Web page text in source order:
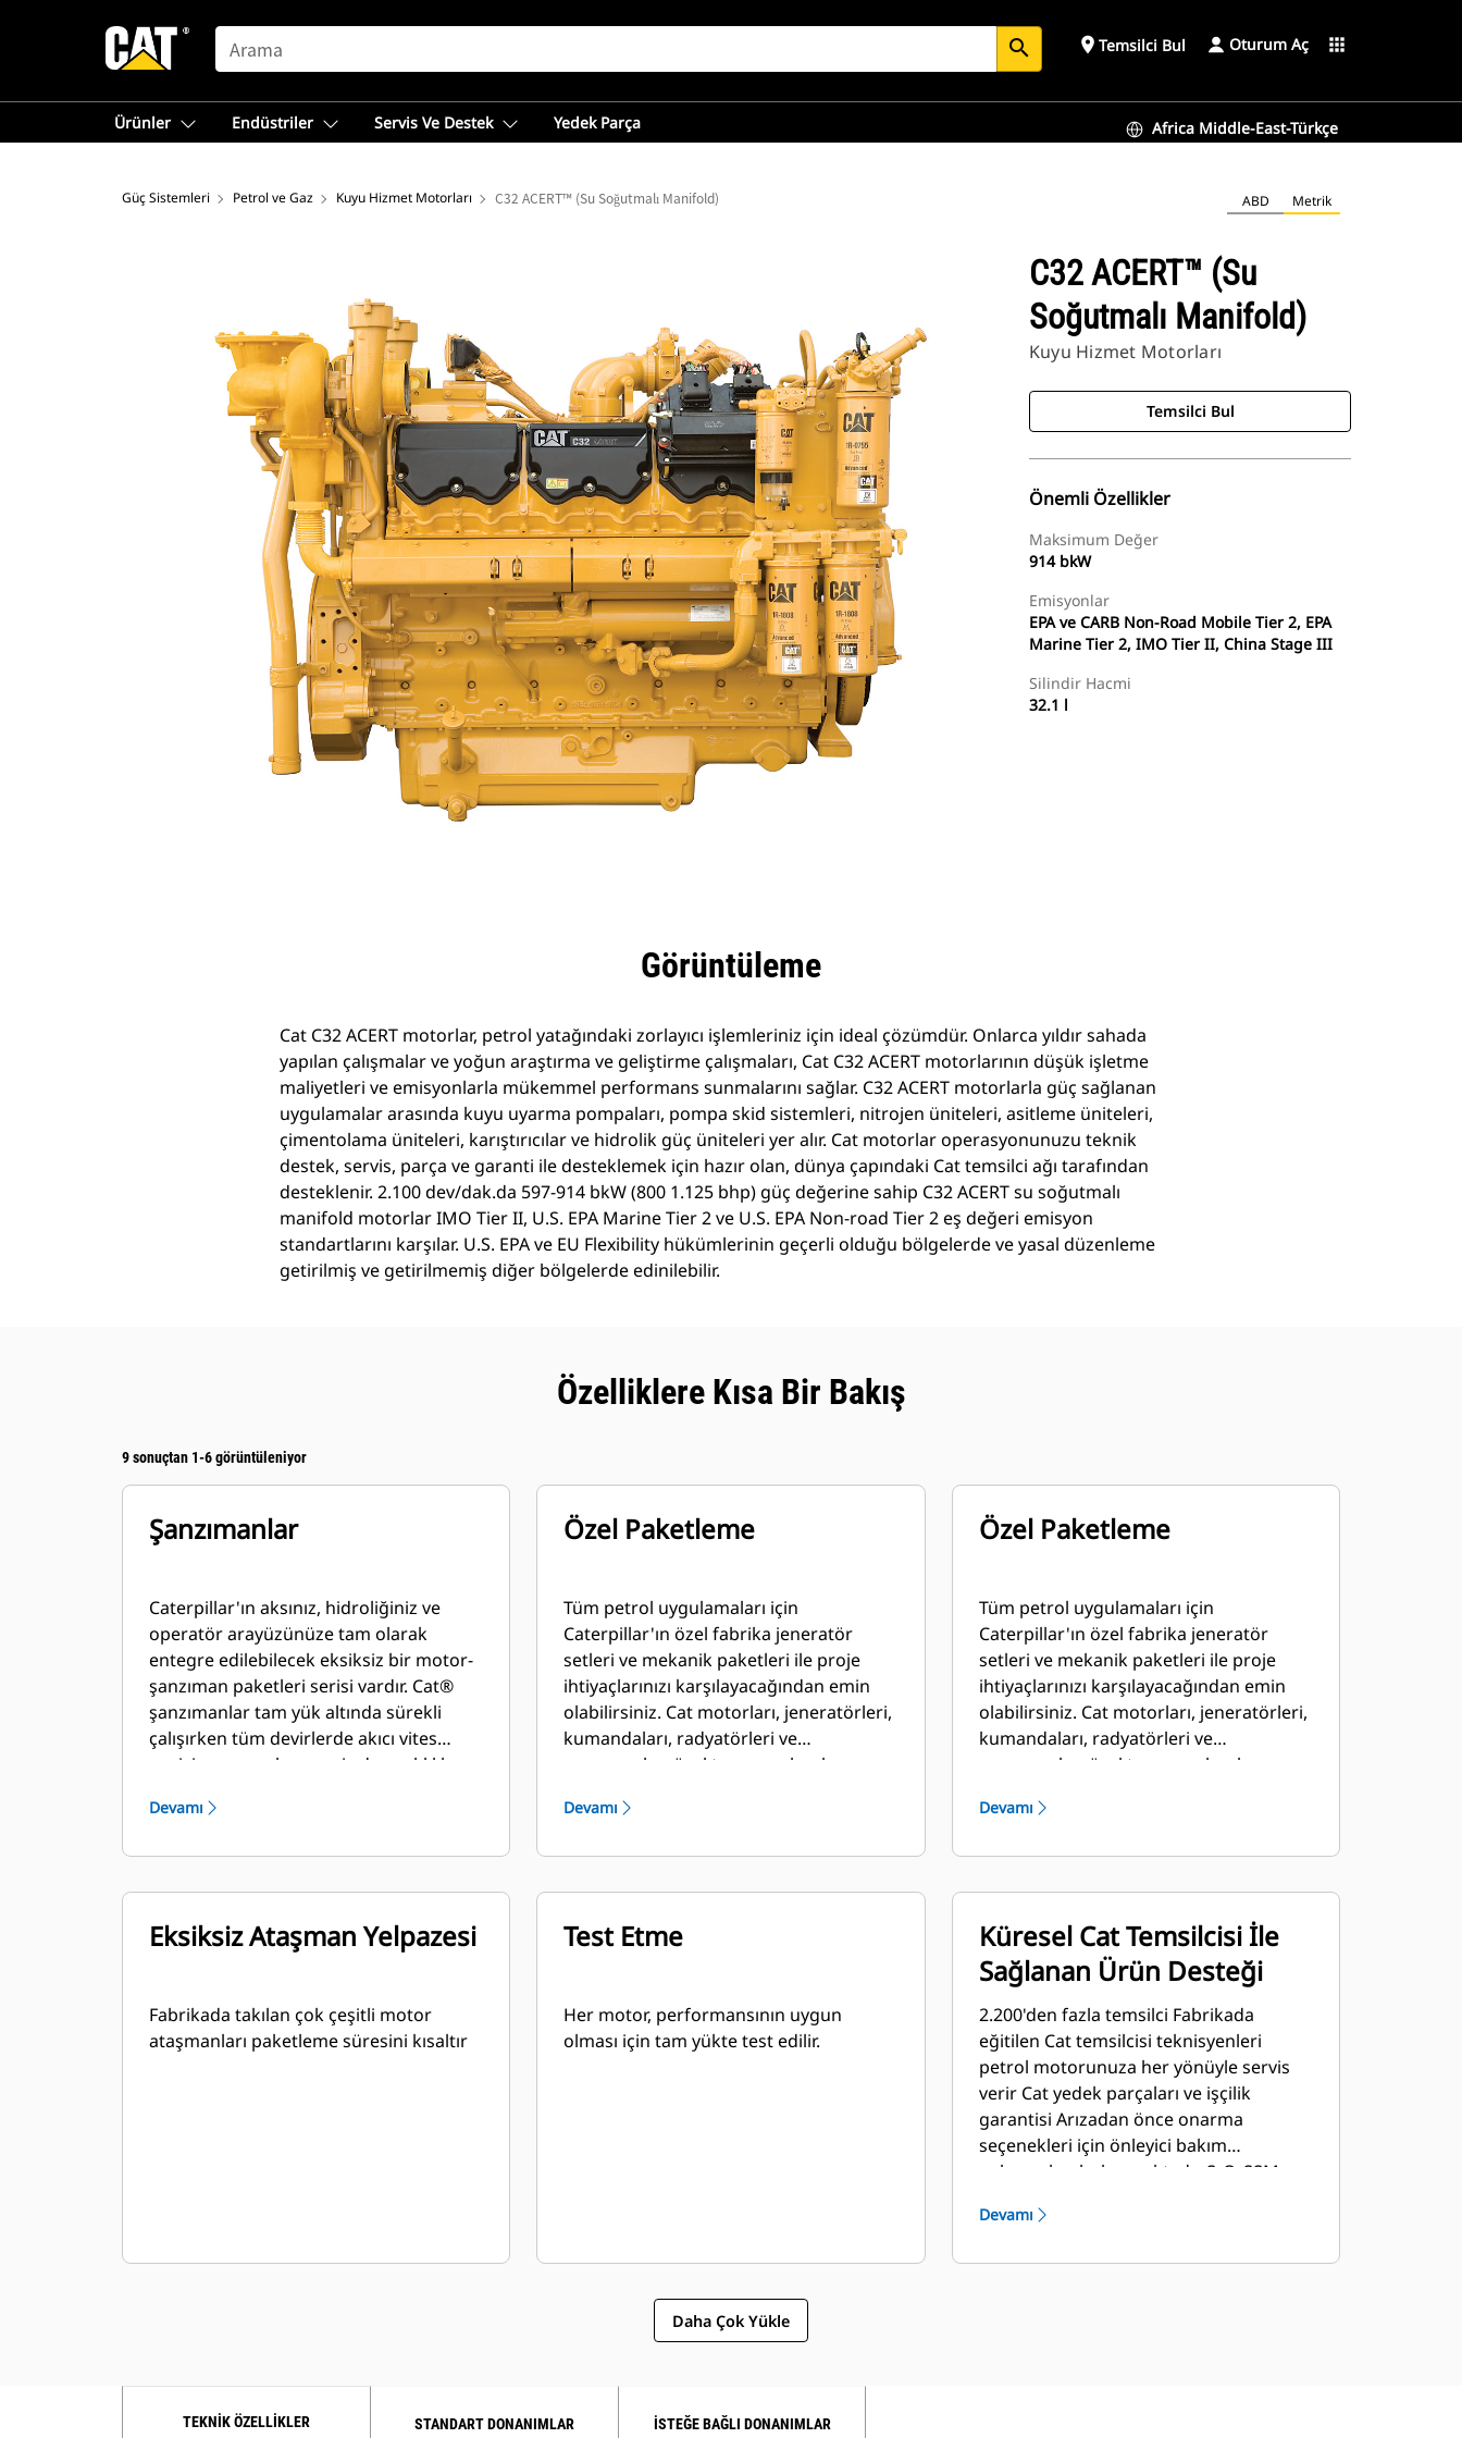
SEARCH search place Temsilci Bul Oturum Aç apps
Ürünler Endüstriler Servis Ve Destek Yedek Parça Africa Middle-East-Türkçe
Güç Sistemleri Petrol ve Gaz Kuyu Hizmet Motorları C32 ACERT™ (Su Soğutmalı Manifold) ABD Metrik
C32 ACERT™ (Su
Soğutmalı Manifold)
Kuyu Hizmet Motorları
Temsilci Bul
Önemli Özellikler
Maksimum Değer
914 bkW
Emisyonlar
EPA ve CARB Non-Road Mobile Tier 2, EPA
Marine Tier 2, IMO Tier II, China Stage III
Silindir Hacmi
32.1 l
Görüntüleme
Cat C32 ACERT motorlar, petrol yatağındaki zorlayıcı işlemleriniz için ideal çözümdür. Onlarca yıldır sahada
yapılan çalışmalar ve yoğun araştırma ve geliştirme çalışmaları, Cat C32 ACERT motorlarının düşük işletme
maliyetleri ve emisyonlarla mükemmel performans sunmalarını sağlar. C32 ACERT motorlarla güç sağlanan
uygulamalar arasında kuyu uyarma pompaları, pompa skid sistemleri, nitrojen üniteleri, asitleme üniteleri,
çimentolama üniteleri, karıştırıcılar ve hidrolik güç üniteleri yer alır. Cat motorlar operasyonunuzu teknik
destek, servis, parça ve garanti ile desteklemek için hazır olan, dünya çapındaki Cat temsilci ağı tarafından
desteklenir. 2.100 dev/dak.da 597-914 bkW (800 1.125 bhp) güç değerine sahip C32 ACERT su soğutmalı
manifold motorlar IMO Tier II, U.S. EPA Marine Tier 2 ve U.S. EPA Non-road Tier 2 eş değeri emisyon
standartlarını karşılar. U.S. EPA ve EU Flexibility hükümlerinin geçerli olduğu bölgelerde ve yasal düzenleme
getirilmiş ve getirilmemiş diğer bölgelerde edinilebilir.
Özelliklere Kısa Bir Bakış
9 sonuçtan 1-6 görüntüleniyor
Şanzımanlar
Caterpillar'ın aksınız, hidroliğiniz ve
operatör arayüzünüze tam olarak
entegre edilebilecek eksiksiz bir motor-
şanzıman paketleri serisi vardır. Cat®
şanzımanlar tam yük altında sürekli
çalışırken tüm devirlerde akıcı vites
geçişi sunar ve benzersiz dayanıklılık ve
çalışma süresi sağlar
Devamı
Özel Paketleme
Tüm petrol uygulamaları için
Caterpillar'ın özel fabrika jeneratör
setleri ve mekanik paketleri ile proje
ihtiyaçlarınızı karşılayacağından emin
olabilirsiniz. Cat motorları, jeneratörleri,
kumandaları, radyatörleri ve
şanzımanları özel tasarım olarak
oluşturmak için yerel bayilerimiz ile
desteklenir ve ilk çalıştırmadan itibaren
bir yıl garanti kapsamındadır.
Devamı
Özel Paketleme
Tüm petrol uygulamaları için
Caterpillar'ın özel fabrika jeneratör
setleri ve mekanik paketleri ile proje
ihtiyaçlarınızı karşılayacağından emin
olabilirsiniz. Cat motorları, jeneratörleri,
kumandaları, radyatörleri ve
şanzımanları özel tasarım olarak
oluşturmak için yerel bayilerimiz ile
desteklenir ve ilk çalıştırmadan itibaren
bir yıl garanti kapsamındadır.
Devamı
Eksiksiz Ataşman Yelpazesi
Fabrikada takılan çok çeşitli motor
ataşmanları paketleme süresini kısaltır
Test Etme
Her motor, performansının uygun
olması için tam yükte test edilir.
Küresel Cat Temsilcisi İle
Sağlanan Ürün Desteği
2.200'den fazla temsilci Fabrikada
eğitilen Cat temsilcisi teknisyenleri
petrol motorunuza her yönüyle servis
verir Cat yedek parçaları ve işçilik
garantisi Arızadan önce onarma
seçenekleri için önleyici bakım
anlaşmaları bulunmaktadır S•O•SSM
örneklerinizi Caterpillar tarafından
Devamı
Daha Çok Yükle
TEKNIK ÖZELLIKLER STANDART DONANIMLAR İSTEĞE BAĞLI DONANIMLAR